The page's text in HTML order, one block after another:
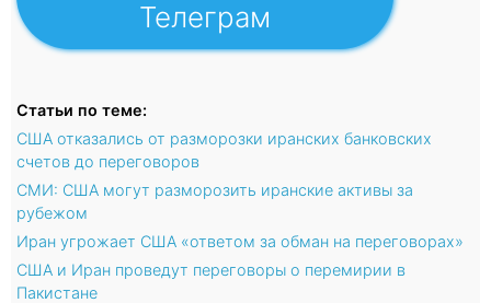
Телеграм
Статьи по теме:
США отказались от разморозки иранских банковских
счетов до переговоров
СМИ: США могут разморозить иранские активы за
рубежом
Иран угрожает США «ответом за обман на переговорах»
США и Иран проведут переговоры о перемирии в
Пакистане